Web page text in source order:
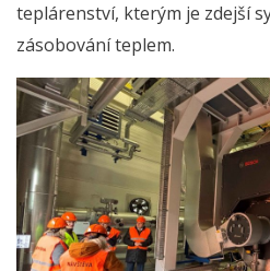
teplárenství, kterým je zdejší
zásobování teplem.